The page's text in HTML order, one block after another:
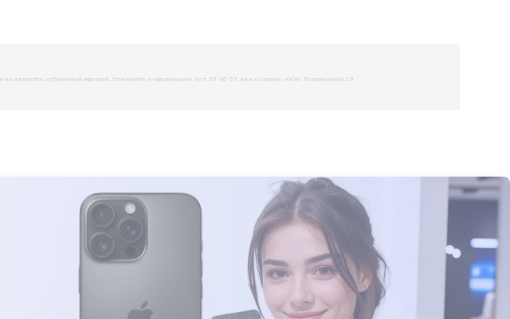
публичной офертой. Уточняйте информацию по т. 33-50-55 или в салоне на Ул. Театральной 19